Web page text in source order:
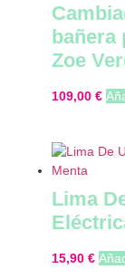
bañera
Zoe
109,00 €
Lima
15,90 €